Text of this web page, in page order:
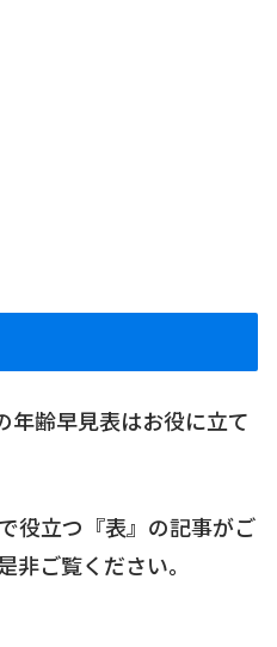
年齢早見表はお役に立て
役立つ『表』の記事がご
非ご覧ください。